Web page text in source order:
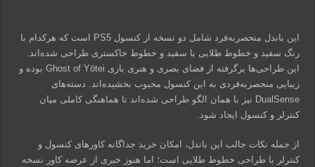
این باندل منحصر‌به‌فرد شامل دو نسخه از کنسول PS5 است که هرکدام با
رنگ سفید و خطوط طلایی یا سفید و خطوط خاکستری طراحی شده‌اند.
این طراحی‌ها برگرفته از فضای بصری و هنری بازی Ghost of Yōtei بوده و
زیبایی منحصربه‌فردی به این کنسول محبوب بخشیده‌اند. دسته‌های
DualSense نیز با همان الگو طراحی شده‌اند تا هماهنگی کاملی میان
کنترلر و کنسول ایجاد شود.
از جمله نکات جالب این باندل، امکان خرید جداگانه کاورهای کنسول و
کنترلر با طراحی خطوط طلایی است؛ اما هنوز خبری از عرضه کاور نسخه